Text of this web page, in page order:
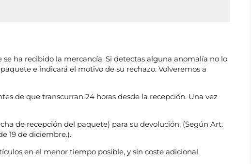
ha recibido la mercancía. Si detectas alguna anomalía no lo
e indicará el motivo de su rechazo. Volveremos a
de que transcurran 24 horas desde la recepción. Una vez
de recepción del paquete) para su devolución. (Según Art.
19 de diciembre.).
en el menor tiempo posible, y sin coste adicional.